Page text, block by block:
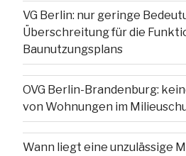
VG Berlin: nur geringe
Überschreitung für die
Baunutzungsplans
OVG Berlin-Brandenburg:
von Wohnungen im
Wann liegt eine unzulässige